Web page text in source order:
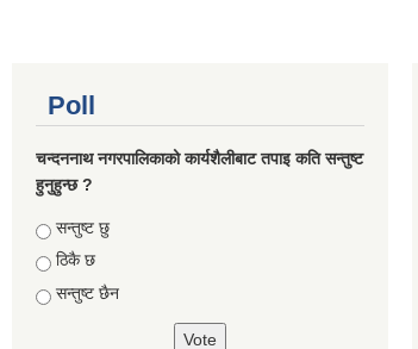
Poll
चन्दननाथ नगरपालिकाको कार्यशैलीबाट तपाइ कति सन्तुष्ट
हुनुहुन्छ ?
Choices
सन्तुष्ट छु
ठिकै छ
सन्तुष्ट छैन